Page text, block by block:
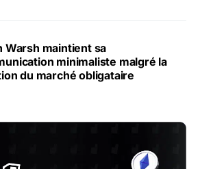
Warsh maintient sa
minimaliste malgré la
du marché obligataire